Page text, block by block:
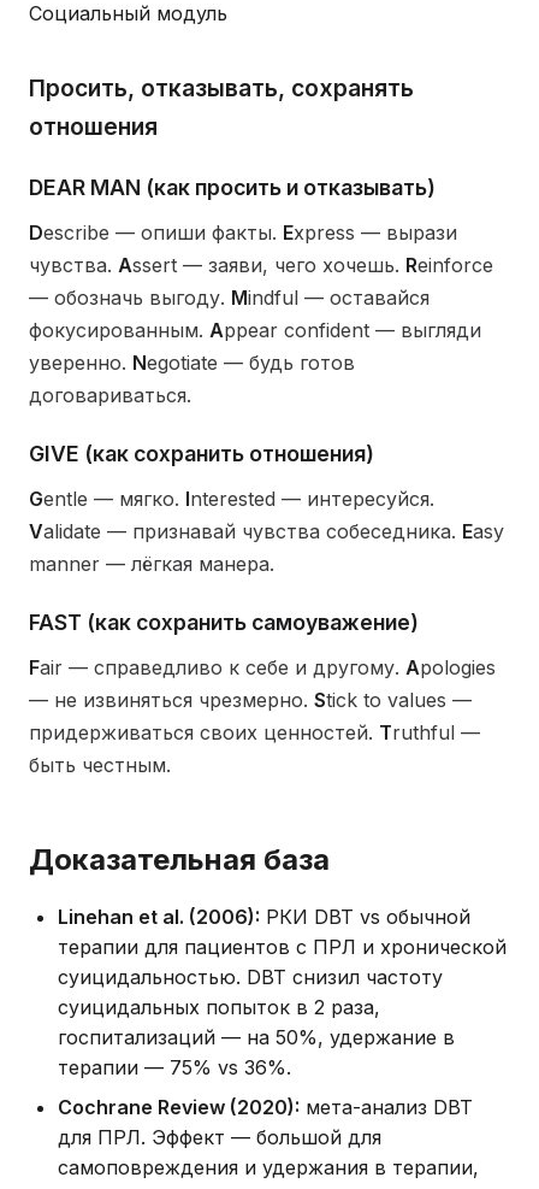
Социальный модуль
Просить, отказывать, сохранять
отношения
DEAR MAN (как просить и отказывать)
Describe — опиши факты. Express — вырази
чувства. Assert — заяви, чего хочешь. Reinforce
— обозначь выгоду. Mindful — оставайся
фокусированным. Appear confident — выгляди
уверенно. Negotiate — будь готов
договариваться.
GIVE (как сохранить отношения)
Gentle — мягко. Interested — интересуйся.
Validate — признавай чувства собеседника. Easy
manner — лёгкая манера.
FAST (как сохранить самоуважение)
Fair — справедливо к себе и другому. Apologies
— не извиняться чрезмерно. Stick to values —
придерживаться своих ценностей. Truthful —
быть честным.
Доказательная база
Linehan et al. (2006): РКИ DBT vs обычной
терапии для пациентов с ПРЛ и хронической
суицидальностью. DBT снизил частоту
суицидальных попыток в 2 раза,
госпитализаций — на 50%, удержание в
терапии — 75% vs 36%.
Cochrane Review (2020): мета-анализ DBT
для ПРЛ. Эффект — большой для
самоповреждения и удержания в терапии,